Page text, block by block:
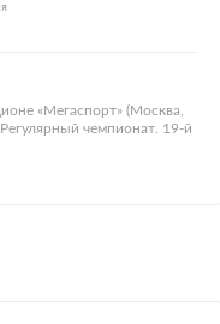
«Мегаспорт» (Москва,
чемпионат. 19-й